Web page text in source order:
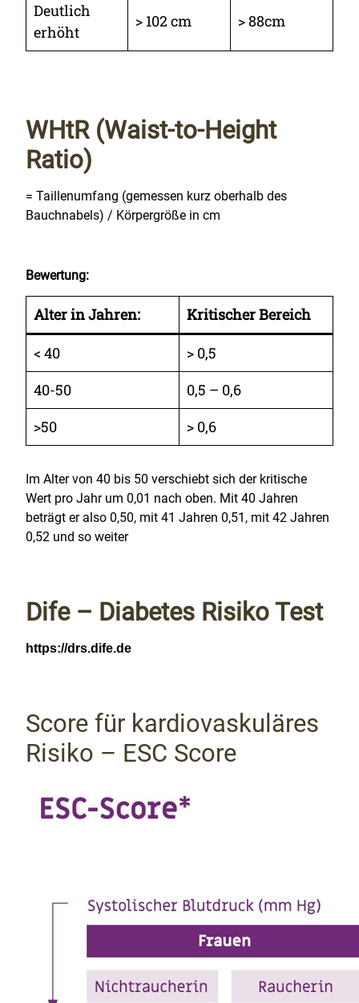
Deutlich
erhöht
> 102 cm > 88cm
WHtR (Waist-to-Height
Ratio)
= Taillenumfang (gemessen kurz oberhalb des
Bauchnabels) / Körpergröße in cm
Bewertung:
Alter in Jahren:
Kritischer Bereich
< 40
> 0,5
40-50
0,5 – 0,6
>50
> 0,6
Im Alter von 40 bis 50 verschiebt sich der kritische
Wert pro Jahr um 0,01 nach oben. Mit 40 Jahren
beträgt er also 0,50, mit 41 Jahren 0,51, mit 42 Jahren
0,52 und so weiter
Dife – Diabetes Risiko Test
https://drs.dife.de
Score für kardiovaskuläres
Risiko – ESC Score